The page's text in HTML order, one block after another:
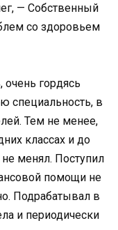
— Собственный
со здоровьем
очень гордясь
специальность, в
Тем не менее,
классах и до
менял. Поступил
помощи не
Подрабатывал в
и периодически